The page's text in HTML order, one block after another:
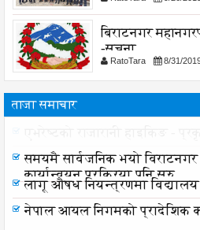
बिराटनगर
-सुचना
RatoTara 8/31/
ताजा समाचार
समयमै सार्वजनिक भयो
कार्यान्वयन प्रक्रिया पनि सुरु
लागू औषध नियन्त्रणमा
नेपाल आयल निगमको प्रादेशिक